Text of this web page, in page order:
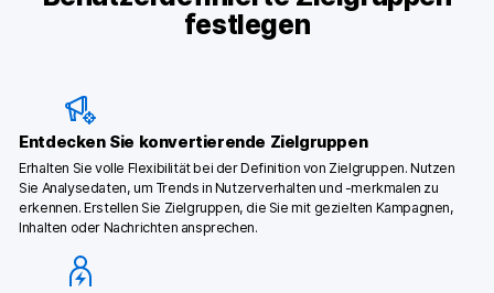
festlegen
Entdecken Sie konvertierende Zielgruppen
Erhalten Sie volle Flexibilität bei der Definition von Zielgruppen. Nutzen
Sie Analysedaten, um Trends in Nutzerverhalten und -merkmalen zu
erkennen. Erstellen Sie Zielgruppen, die Sie mit gezielten Kampagnen,
Inhalten oder Nachrichten ansprechen.